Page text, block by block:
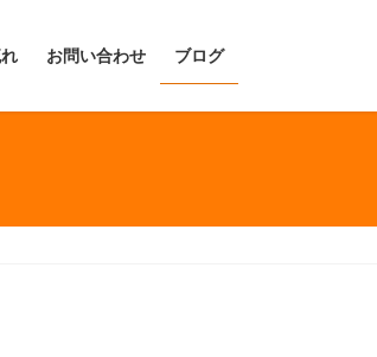
お問い合わせ ブログ